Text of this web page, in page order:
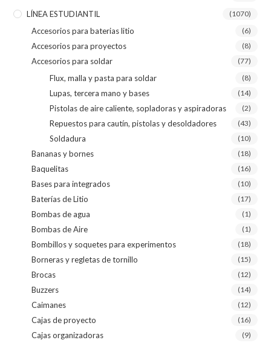
LÍNEA ESTUDIANTIL
(1070)
Accesorios para baterias litio (6)
Accesorios para proyectos (8)
Accesorios para soldar (77)
Flux, malla y pasta para soldar (8)
Lupas, tercera mano y bases (14)
Pistolas de aire caliente, sopladoras y aspiradoras (2)
Repuestos para cautín, pistolas y desoldadores (43)
Soldadura (10)
Bananas y bornes (18)
Baquelitas (16)
Bases para integrados (10)
Baterías de Litio (17)
Bombas de agua (1)
Bombas de Aire (1)
Bombillos y soquetes para experimentos (18)
Borneras y regletas de tornillo (15)
Brocas (12)
Buzzers (14)
Caimanes (12)
Cajas de proyecto (16)
Cajas organizadoras (9)